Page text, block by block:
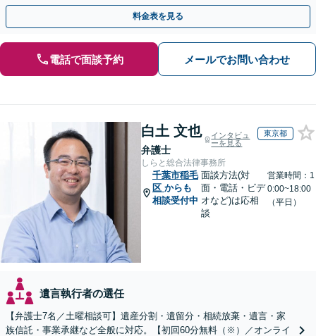
応可】トラブル前の段階でも相談可。メール24時間受付
料金表を見る
電話で面談予約 メールでお問い合わせ
白土 文也
弁護士
インタビュ
ーを見る
東京都
しらと総合法律事務所
千葉市稲毛
区 からも
相談受付中
面談方法(対
面・電話・ビデ
オなど)は応相
談
営業時間：1
0:00~18:00
（平日）
遺言執行者の選任
【弁護士7名／土曜相談可】遺産分割・遺留分・相続放棄・遺言・家
族信託・事業承継など全般に対応。【初回60分無料（※）／オンライ